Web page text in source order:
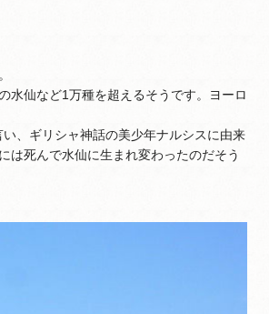
水仙など1万種を超えるそうです。ヨーロ
、ギリシャ神話の美少年ナルシスに由来
は死んで水仙に生まれ変わったのだそう